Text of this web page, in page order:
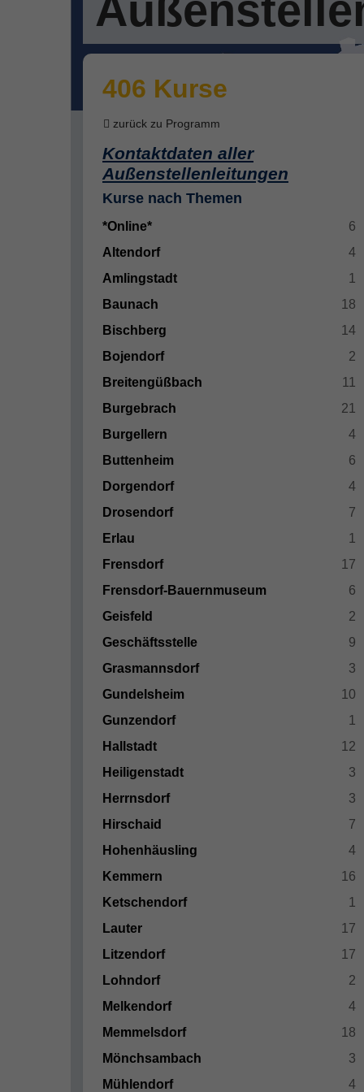
406 Kurse
zurück zu Programm
Kontaktdaten aller
Außenstellenleitungen
Kurse nach Themen
*Online*
6
Altendorf
4
Amlingstadt
1
Baunach
18
Bischberg
14
Bojendorf
2
Breitengüßbach
11
Burgebrach
21
Burgellern
4
Buttenheim
6
Dorgendorf
4
Drosendorf
7
Erlau
1
Frensdorf
17
Frensdorf-Bauernmuseum
6
Geisfeld
2
Geschäftsstelle
9
Grasmannsdorf
3
Gundelsheim
10
Gunzendorf
1
Hallstadt
12
Heiligenstadt
3
Herrnsdorf
3
Hirschaid
7
Hohenhäusling
4
Kemmern
16
Ketschendorf
1
Lauter
17
Litzendorf
17
Lohndorf
2
Melkendorf
4
Memmelsdorf
18
Mönchsambach
3
Mühlendorf
4